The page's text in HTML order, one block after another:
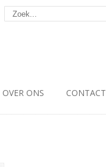
OVER ONS CONTACT